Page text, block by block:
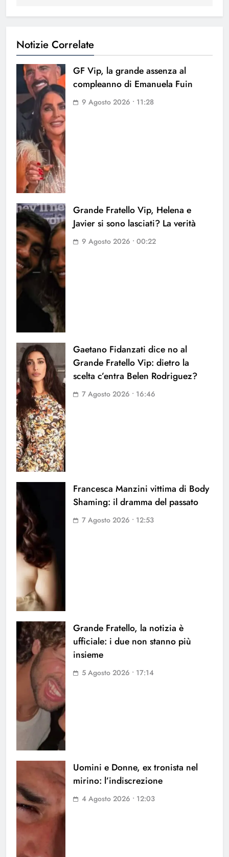
Notizie Correlate
GF Vip, la grande assenza al
compleanno di Emanuela Fuin
9 Agosto 2026 • 11:28
Grande Fratello Vip, Helena e
Javier si sono lasciati? La verità
9 Agosto 2026 • 00:22
Gaetano Fidanzati dice no al
Grande Fratello Vip: dietro la
scelta c’entra Belen Rodriguez?
7 Agosto 2026 • 16:46
Francesca Manzini vittima di Body
Shaming: il dramma del passato
7 Agosto 2026 • 12:53
Grande Fratello, la notizia è
ufficiale: i due non stanno più
insieme
5 Agosto 2026 • 17:14
Uomini e Donne, ex tronista nel
mirino: l’indiscrezione
4 Agosto 2026 • 12:03